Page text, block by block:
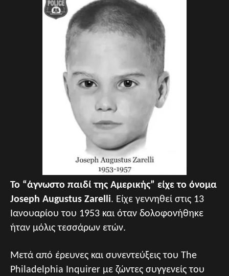
Το “άγνωστο παιδί της Αμερικής” είχε το όνομα
Joseph Augustus Zarelli. Είχε γεννηθεί στις 13
Ιανουαρίου του 1953 και όταν δολοφονήθηκε
ήταν μόλις τεσσάρων ετών.
Μετά από έρευνες και συνεντεύξεις του The
Philadelphia Inquirer με ζώντες συγγενείς του